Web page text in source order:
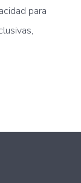
para
por unaetapa de